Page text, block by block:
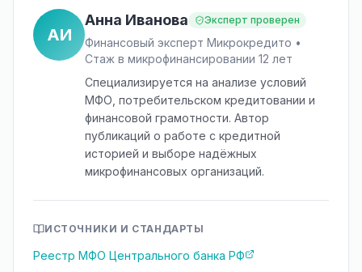
АИ
Анна Иванова Эксперт проверен
Финансовый эксперт Микрокредито •
Стаж в микрофинансировании 12 лет
Специализируется на анализе условий
МФО, потребительском кредитовании и
финансовой грамотности. Автор
публикаций о работе с кредитной
историей и выборе надёжных
микрофинансовых организаций.
ИСТОЧНИКИ И СТАНДАРТЫ
Реестр МФО Центрального банка РФ